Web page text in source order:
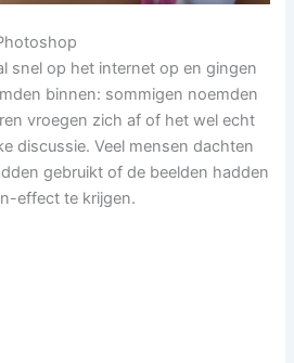
snel op het internet op en gingen
binnen: sommigen noemden
vroegen zich af of het wel echt
discussie. Veel mensen dachten
gebruikt of de beelden hadden
effect te krijgen.